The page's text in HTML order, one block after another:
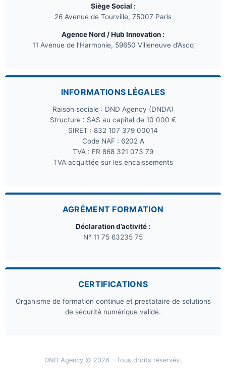
Siège Social :
26 Avenue de Tourville, 75007 Paris
Agence Nord / Hub Innovation :
11 Avenue de l’Harmonie, 59650 Villeneuve d’Ascq
INFORMATIONS LÉGALES
Raison sociale : DND Agency (DNDA)
Structure : SAS au capital de 10 000 €
SIRET : 832 107 379 00014
Code NAF : 6202 A
TVA : FR 868 321 073 79
TVA acquittée sur les encaissements
AGRÉMENT FORMATION
Déclaration d’activité :
N° 11 75 63235 75
CERTIFICATIONS
Organisme de formation continue et prestataire de solutions
de sécurité numérique validé.
DND Agency © 2026 – Tous droits réservés.